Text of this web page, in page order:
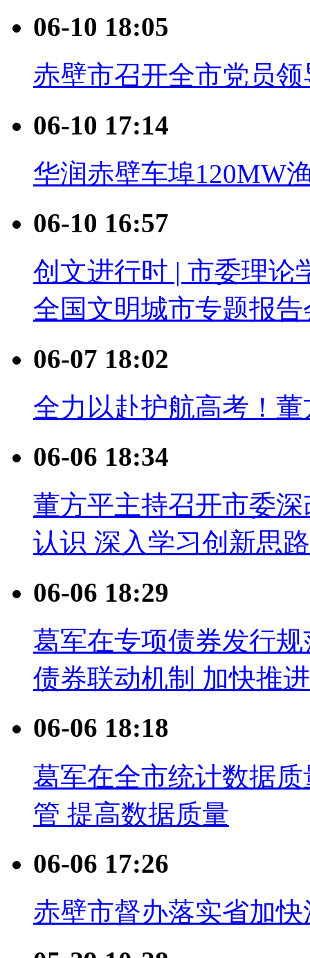
06-10 18:05
赤壁市召开全市党员
06-10 17:14
华润赤壁车埠120MW
06-10 16:57
创文进行时 | 市委理论
全国文明城市专题报告
06-07 18:02
全力以赴护航高考！
06-06 18:34
董方平主持召开市委
认识 深入学习创新思路
06-06 18:29
葛军在专项债券发行
债券联动机制 加快推
06-06 18:18
葛军在全市统计数据
管 提高数据质量
06-06 17:26
赤壁市督办落实省加